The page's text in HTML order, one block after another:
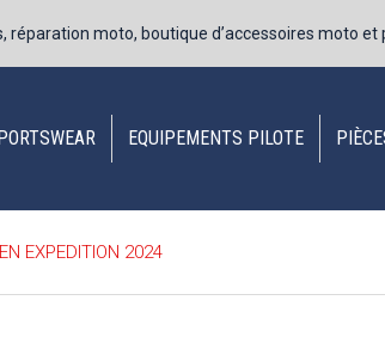
réparation moto, boutique d’accessoires moto et
EQUIPEMENTS PILOTE
EXPEDITION 2024